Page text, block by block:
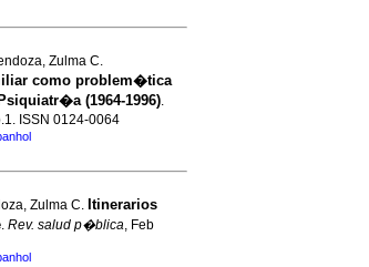
Zulma C.
como problem�tica
(1964-1996).
ISSN 0124-0064
Zulma C. Itinerarios
. Rev. salud p�blica, Feb